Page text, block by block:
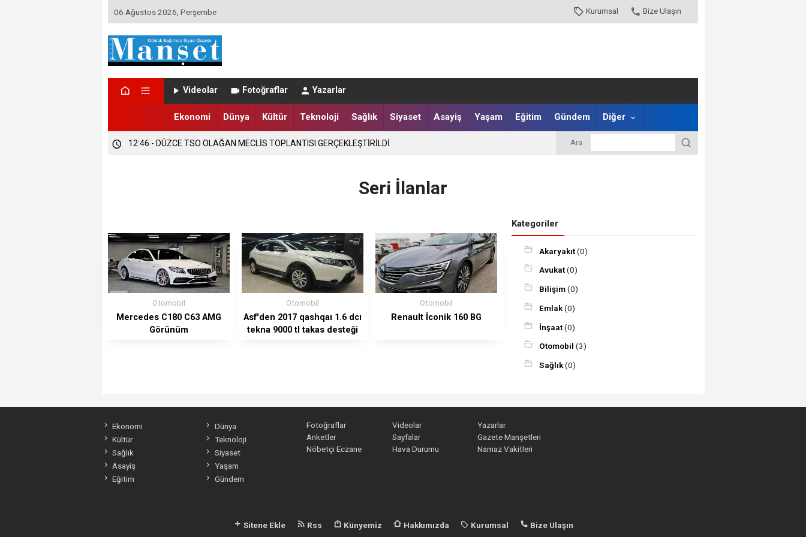
06 Ağustos 2026, Perşembe Kurumsal Bize Ulaşın
Videolar Fotoğraflar Yazarlar
Ekonomi Dünya Kültür Teknoloji Sağlık Siyaset Asayiş Yaşam Eğitim Gündem Diğer
12:46 - DÜZCE TSO OLAĞAN MECLİS TOPLANTISI GERÇEKLEŞTİRİLDİ Ara
Seri İlanlar
Otomobil
Mercedes C180 C63 AMG
Görünüm
Otomobil
Asf'den 2017 qashqaı 1.6 dcı
tekna 9000 tl takas desteği
Otomobil
Renault İconik 160 BG
Kategoriler
Akaryakıt(0)
Avukat(0)
Bilişim(0)
Emlak(0)
İnşaat(0)
Otomobil (3)
Sağlık(0)
Ekonomi
Dünya
Kültür
Teknoloji
Sağlık
Siyaset
Asayiş
Yaşam
Eğitim
Gündem
Fotoğraflar Videolar
Yazarlar
Anketler
Sayfalar
Gazete Manşetleri
Nöbetçi Eczane
Hava Durumu Namaz Vakitleri
Sitene Ekle Rss Künyemiz Hakkımızda Kurumsal Bize Ulaşın